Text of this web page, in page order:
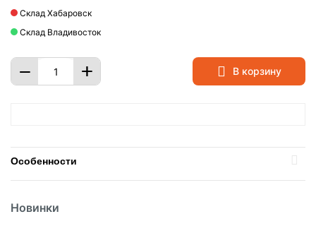
Склад Хабаровск
Склад Владивосток
+
− В корзину
Особенности
Вид
Новинки